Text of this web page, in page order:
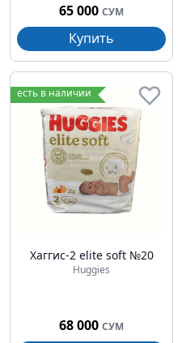
65 000 СУМ
Купить
есть в наличии
Хаггис-2 elite soft №20
Huggies
68 000 СУМ